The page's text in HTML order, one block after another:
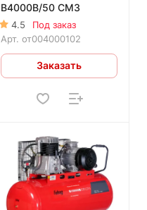
B4000B/50 CM3
4.5
Под заказ
Арт. от004000102
Заказать